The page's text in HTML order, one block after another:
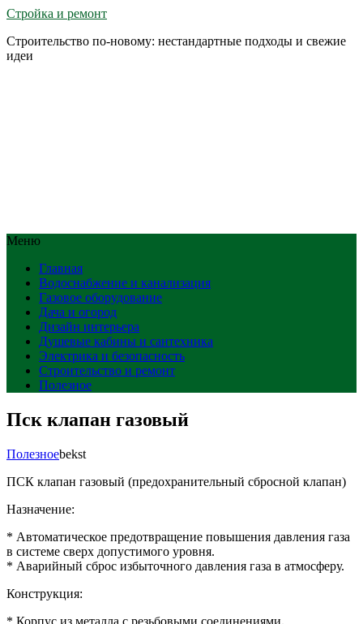
Стройка и ремонт
Строительство по-новому: нестандартные подходы и свежие
идеи
Меню
Главная
Водоснабжение и канализация
Газовое оборудование
Дача и огород
Дизайн интерьера
Душевые кабины и сантехника
Электрика и безопасность
Строительство и ремонт
Полезное
Пск клапан газовый
Полезноеbekst
ПСК клапан газовый (предохранительный сбросной клапан)
Назначение:
* Автоматическое предотвращение повышения давления газа
в системе сверх допустимого уровня.
* Аварийный сброс избыточного давления газа в атмосферу.
Конструкция:
* Корпус из металла с резьбовыми соединениями.